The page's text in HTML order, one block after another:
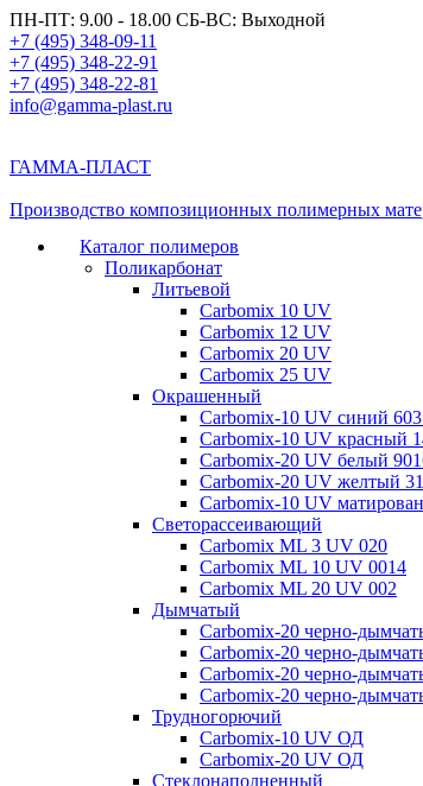
ПН-ПТ: 9.00 - 18.00 СБ-ВС: Выходной
+7 (495) 348-09-11
+7 (495) 348-22-91
+7 (495) 348-22-81
info@gamma-plast.ru
ГАММА-ПЛАСТ
Производство композиционных полимерных
Каталог полимеров
Поликарбонат
Литьевой
Carbomix 10 UV
Carbomix 12 UV
Carbomix 20 UV
Carbomix 25 UV
Окрашенный
Carbomix-10 UV синий
Carbomix-10 UV красный
Carbomix-20 UV белый
Carbomix-20 UV желтый
Carbomix-10 UV
Светорассеивающий
Carbomix ML 3 UV 020
Carbomix ML 10 UV 0014
Carbomix ML 20 UV 002
Дымчатый
Carbomix-20 черно-
Carbomix-20 черно-
Carbomix-20 черно-
Carbomix-20 черно-
Трудногорючий
Carbomix-10 UV ОД
Carbomix-20 UV ОД
Стеклонаполненный